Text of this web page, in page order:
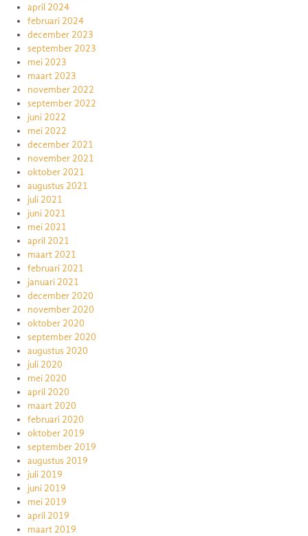
april 2024
februari 2024
december 2023
september 2023
mei 2023
maart 2023
november 2022
september 2022
juni 2022
mei 2022
december 2021
november 2021
oktober 2021
augustus 2021
juli 2021
juni 2021
mei 2021
april 2021
maart 2021
februari 2021
januari 2021
december 2020
november 2020
oktober 2020
september 2020
augustus 2020
juli 2020
mei 2020
april 2020
maart 2020
februari 2020
oktober 2019
september 2019
augustus 2019
juli 2019
juni 2019
mei 2019
april 2019
maart 2019